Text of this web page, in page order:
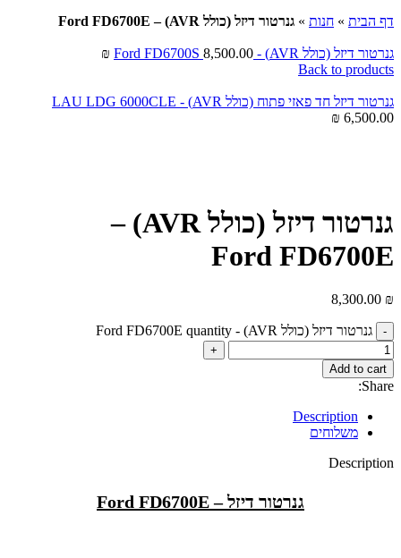
דף הבית » חנות » גנרטור דיזל (כולל AVR) – Ford FD6700E
גנרטור דיזל (כולל AVR) - Ford FD6700S 8,500.00
₪
Back to products
גנרטור דיזל חד פאזי פתוח (כולל AVR) - LAU LDG 6000CLE
6,500.00
₪
גנרטור דיזל (כולל AVR) –
Ford FD6700E
8,300.00 ₪
גנרטור דיזל (כולל AVR) - Ford FD6700E quantity
Add to cart
Share:
Description
משלוחים
Description
גנרטור דיזל – Ford FD6700E